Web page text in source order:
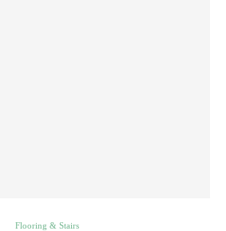
Flooring & Stairs